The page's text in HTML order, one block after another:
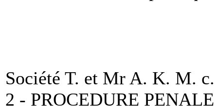
Société T. et Mr A. K. M.
2 - PROCEDURE